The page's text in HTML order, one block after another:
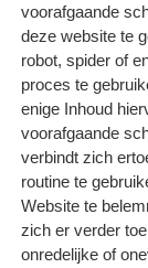
voorafgaande
deze website te
robot, spider of
proces te
enige Inhoud
voorafgaande
verbindt zich
routine te
Website te
zich er verder
onredelijke of